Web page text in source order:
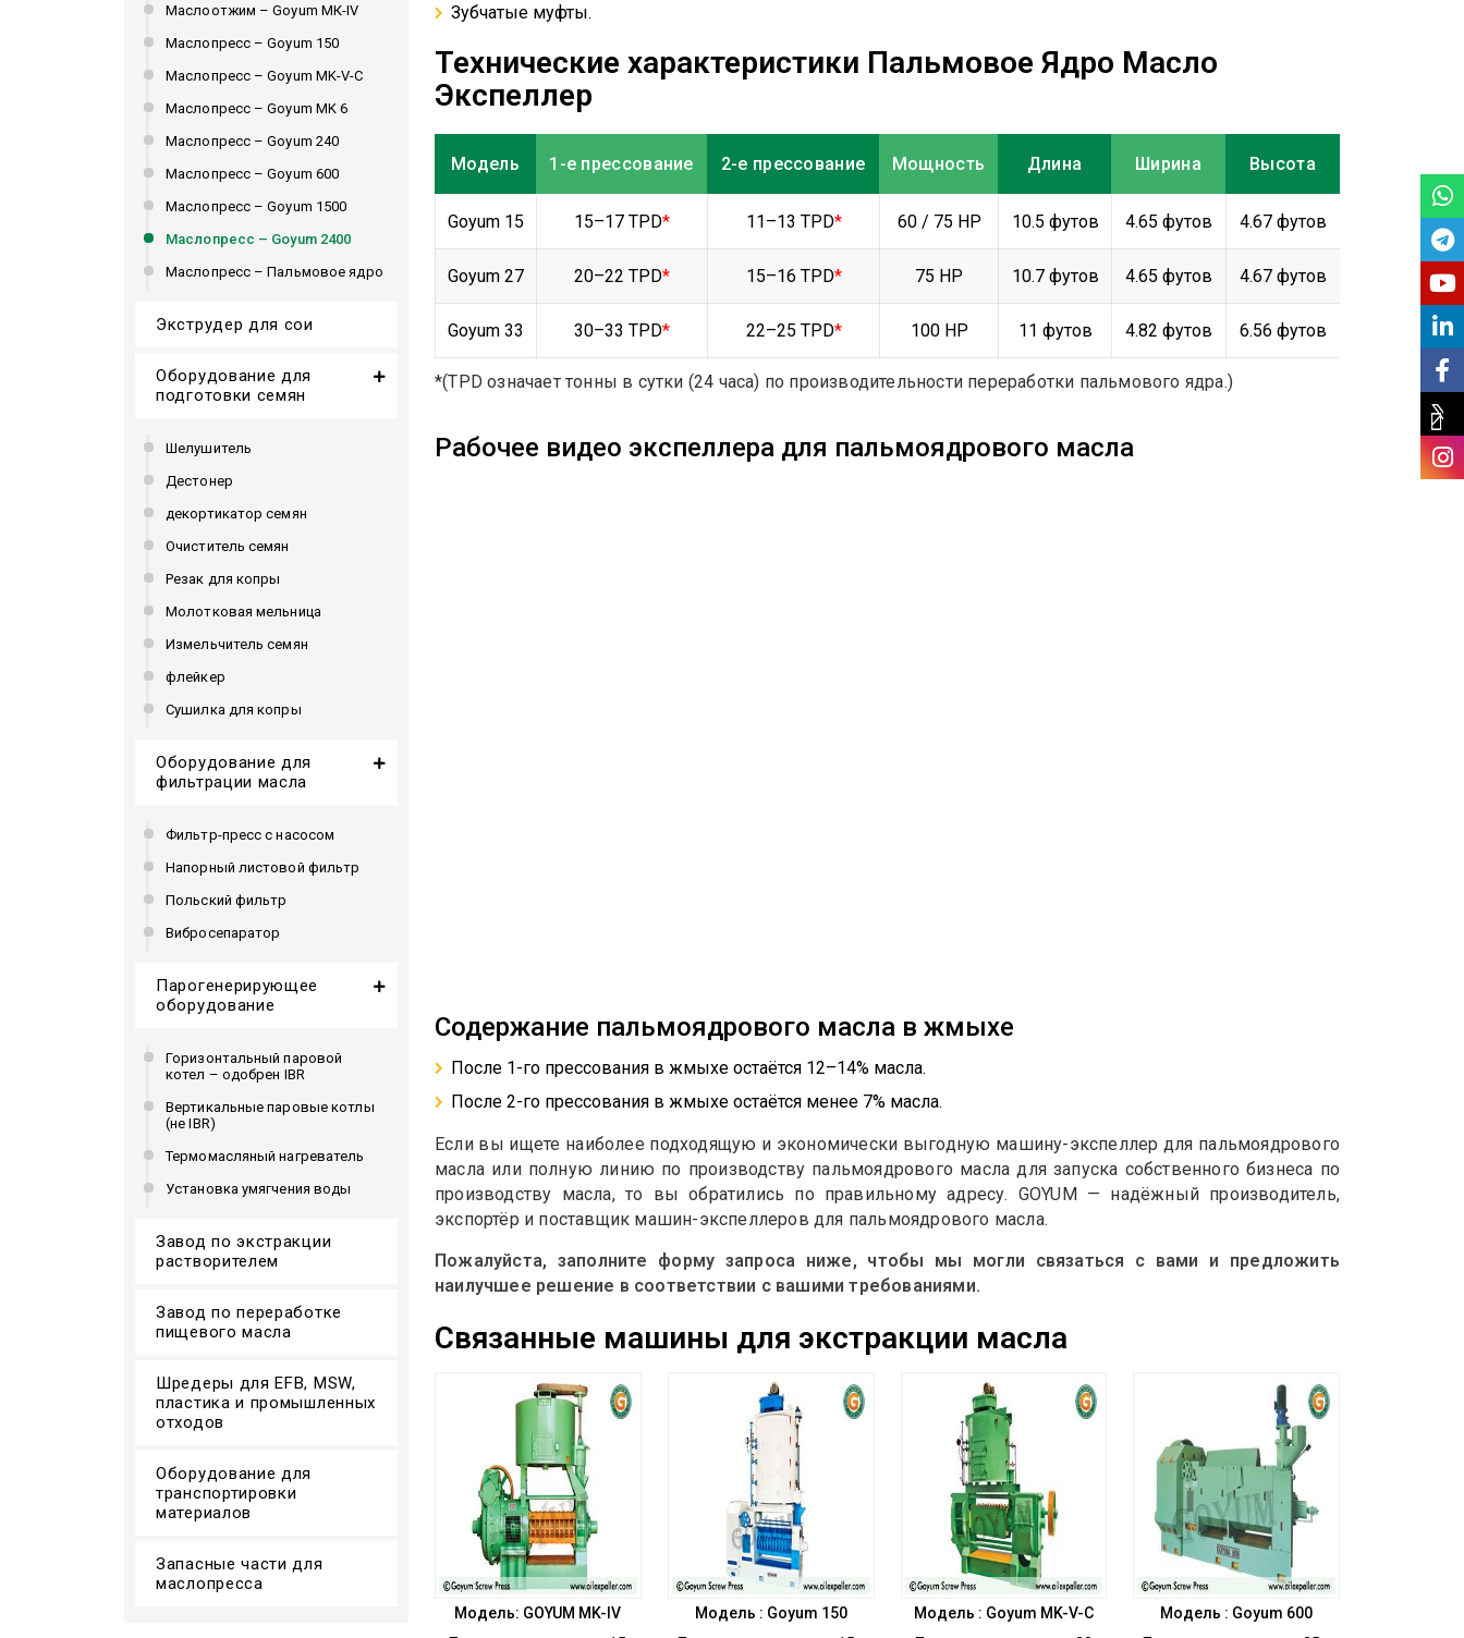
Зубчатые муфты.
Технические характеристики Пальмовое Ядро Масло
Экспеллер
Модель 1-е прессование 2-е прессование Мощность Длина Ширина Высота
Goyum 15 15–17 TPD* 11–13 TPD* 60 / 75 HP 10.5 футов 4.65 футов 4.67 футов
Goyum 27 20–22 TPD* 15–16 TPD* 75 HP 10.7 футов 4.65 футов 4.67 футов
Goyum 33 30–33 TPD* 22–25 TPD* 100 HP 11 футов 4.82 футов 6.56 футов
*(TPD означает тонны в сутки (24 часа) по производительности переработки пальмового ядра.)
Рабочее видео экспеллера для пальмоядрового масла
Содержание пальмоядрового масла в жмыхе
После 1-го прессования в жмыхе остаётся 12–14% масла.
После 2-го прессования в жмыхе остаётся менее 7% масла.
Если вы ищете наиболее подходящую и экономически выгодную машину-экспеллер для пальмоядрового
масла или полную линию по производству пальмоядрового масла для запуска собственного бизнеса по
производству масла, то вы обратились по правильному адресу. GOYUM — надёжный производитель,
экспортёр и поставщик машин-экспеллеров для пальмоядрового масла.
Пожалуйста, заполните форму запроса ниже, чтобы мы могли связаться с вами и предложить
наилучшее решение в соответствии с вашими требованиями.
Связанные машины для экстракции масла
Модель: GOYUM MK-IV
Модель : Goyum 150
Модель : Goyum MK-V-C
Модель : Goyum 600
Маслоотжим – Goyum МК-IV
Маслопресс – Goyum 150
Маслопресс – Goyum MK-V-C
Маслопресс – Goyum MK 6
Маслопресс – Goyum 240
Маслопресс – Goyum 600
Маслопресс – Goyum 1500
Маслопресс – Goyum 2400
Маслопресс – Пальмовое ядро
Экструдер для сои
Оборудование для
подготовки семян
Шелушитель
Дестонер
декортикатор семян
Очиститель семян
Резак для копры
Молотковая мельница
Измельчитель семян
флейкер
Сушилка для копры
Оборудование для
фильтрации масла
Фильтр-пресс с насосом
Напорный листовой фильтр
Польский фильтр
Вибросепаратор
Парогенерирующее
оборудование
Горизонтальный паровой
котел – одобрен IBR
Вертикальные паровые котлы
(не IBR)
Термомасляный нагреватель
Установка умягчения воды
Завод по экстракции
растворителем
Завод по переработке
пищевого масла
Шредеры для EFB, MSW,
пластика и промышленных
отходов
Оборудование для
транспортировки
материалов
Запасные части для
маслопресса